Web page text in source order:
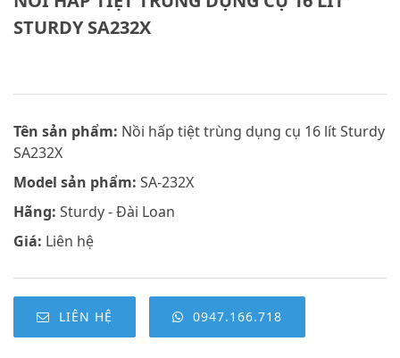
STURDY SA232X
Tên sản phẩm: Nồi hấp tiệt trùng dụng cụ 16 lít Sturdy
SA232X
Model sản phẩm: SA-232X
Hãng: Sturdy - Đài Loan
Giá: Liên hệ
LIÊN HỆ 0947.166.718